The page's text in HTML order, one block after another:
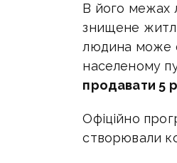
В його межах
знищене
людина може
населеному
продавати 5
Офіційно
створювали